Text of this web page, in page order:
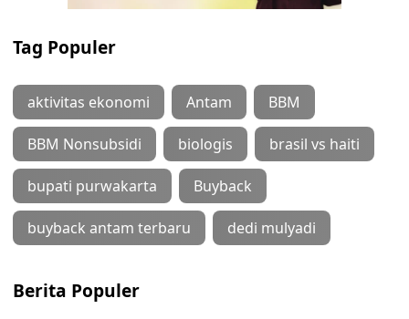
Tag Populer
aktivitas ekonomi Antam BBM
BBM Nonsubsidi biologis brasil vs haiti
bupati purwakarta Buyback
buyback antam terbaru dedi mulyadi
Berita Populer